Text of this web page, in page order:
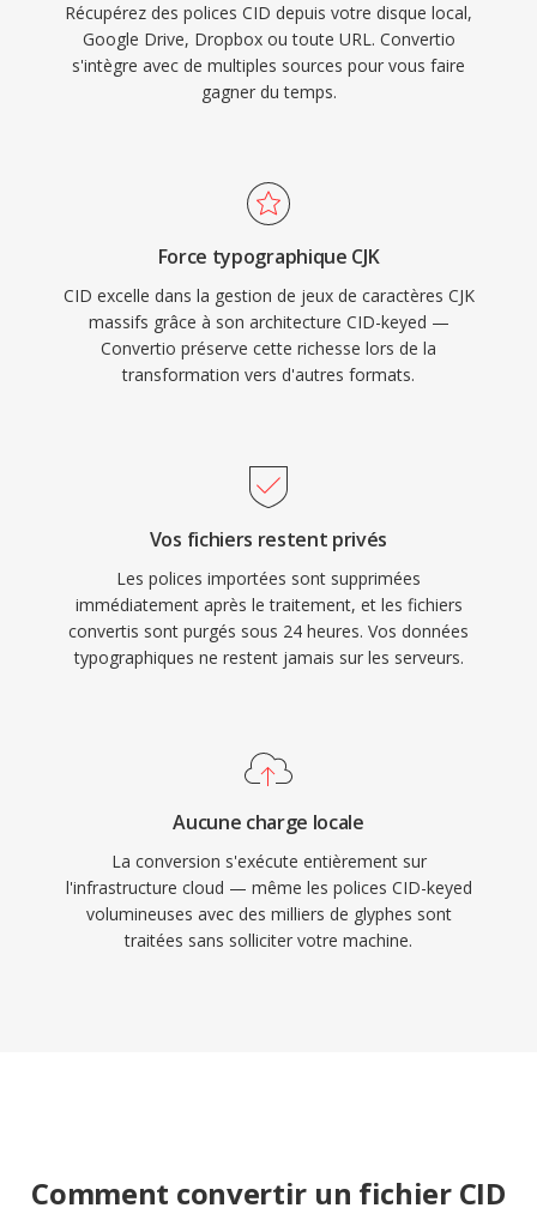
Récupérez des polices CID depuis votre disque local,
Google Drive, Dropbox ou toute URL. Convertio
s'intègre avec de multiples sources pour vous faire
gagner du temps.
Force typographique CJK
CID excelle dans la gestion de jeux de caractères CJK
massifs grâce à son architecture CID-keyed —
Convertio préserve cette richesse lors de la
transformation vers d'autres formats.
Vos fichiers restent privés
Les polices importées sont supprimées
immédiatement après le traitement, et les fichiers
convertis sont purgés sous 24 heures. Vos données
typographiques ne restent jamais sur les serveurs.
Aucune charge locale
La conversion s'exécute entièrement sur
l'infrastructure cloud — même les polices CID-keyed
volumineuses avec des milliers de glyphes sont
traitées sans solliciter votre machine.
Comment convertir un fichier CID